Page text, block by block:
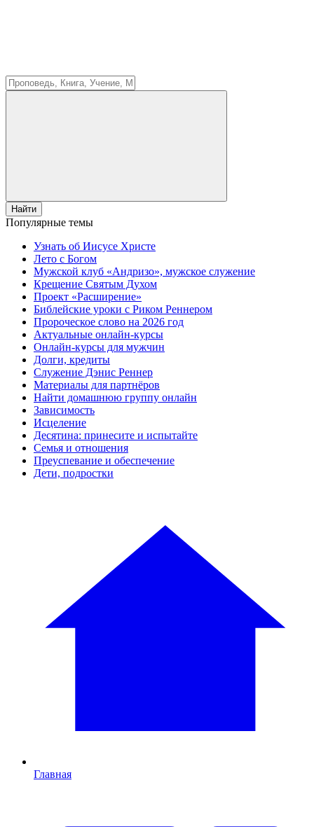
Найти
Популярные темы
Узнать об Иисусе Христе
Лето с Богом
Мужской клуб «Андризо», мужское служение
Крещение Святым Духом
Проект «Расширение»
Библейские уроки с Риком Реннером
Пророческое слово на 2026 год
Актуальные онлайн-курсы
Онлайн-курсы для мужчин
Долги, кредиты
Служение Дэнис Реннер
Материалы для партнёров
Найти домашнюю группу онлайн
Зависимость
Исцеление
Десятина: принесите и испытайте
Семья и отношения
Преуспевание и обеспечение
Дети, подростки
Главная